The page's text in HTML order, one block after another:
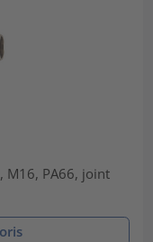
M16, PA66, joint